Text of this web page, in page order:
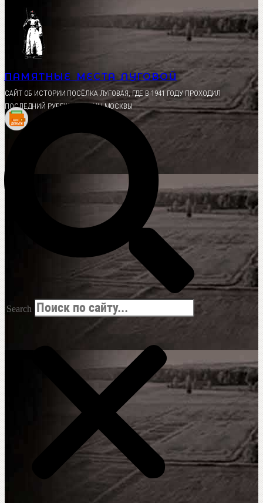
Перейти
содержимому
ПАМЯТНЫЕ МЕСТА ЛУГОВОЙ
CАЙТ ОБ ИСТОРИИ ПОСЁЛКА ЛУГОВАЯ, ГДЕ В 1941 ГОДУ ПРОХОДИЛ
ПОСЛЕДНИЙ РУБЕЖ ОБОРОНЫ МОСКВЫ
Search